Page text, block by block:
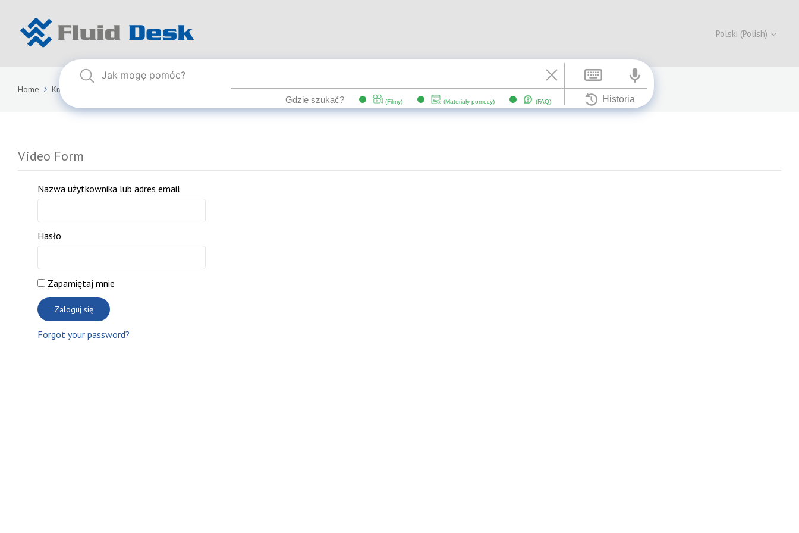
Polski (Polish)
Home Knowledge Base
Video Form
Nazwa użytkownika lub adres email
Hasło
Zapamiętaj mnie
Forgot your password?